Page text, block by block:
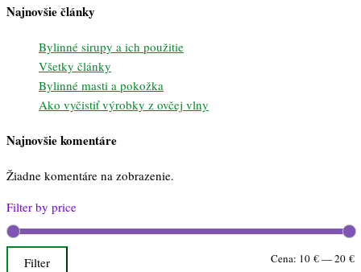
Najnovšie články
Bylinné sirupy a ich použitie
Všetky články
Bylinné masti a pokožka
Ako vyčistiť výrobky z ovčej vlny
Najnovšie komentáre
Žiadne komentáre na zobrazenie.
Filter by price
Filter Cena: 10 €—20 €